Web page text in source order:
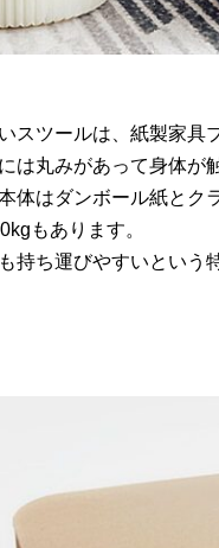
スツールは、紙製家具
は丸みがあって身体が
体はダンボール紙とク
もあります。
持ち運びやすいという